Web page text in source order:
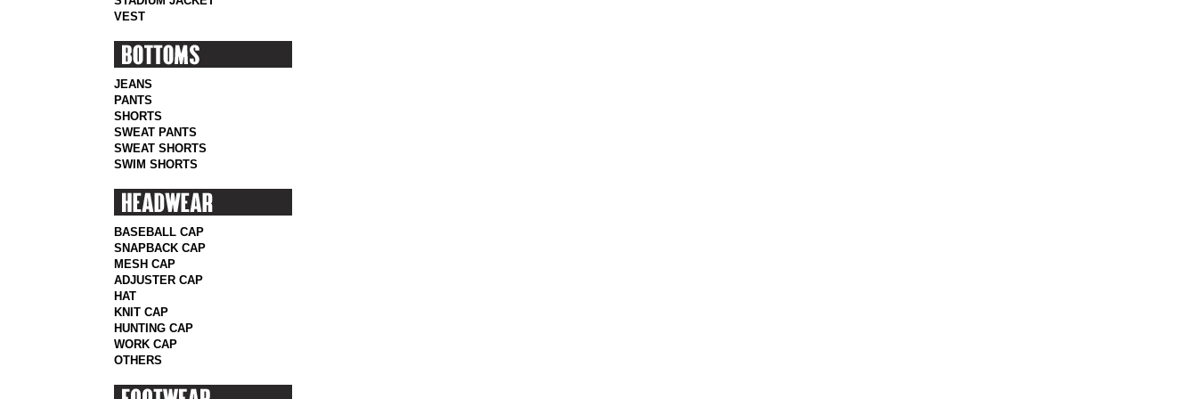
VEST
JEANS
PANTS
SHORTS
SWEAT PANTS
SWEAT SHORTS
SWIM SHORTS
BASEBALL CAP
SNAPBACK CAP
MESH CAP
ADJUSTER CAP
HAT
KNIT CAP
HUNTING CAP
WORK CAP
OTHERS